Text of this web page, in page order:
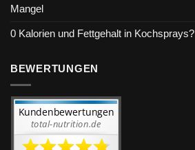
Mangel
0 Kalorien und Fettgehalt in Kochsprays?
BEWERTUNGEN